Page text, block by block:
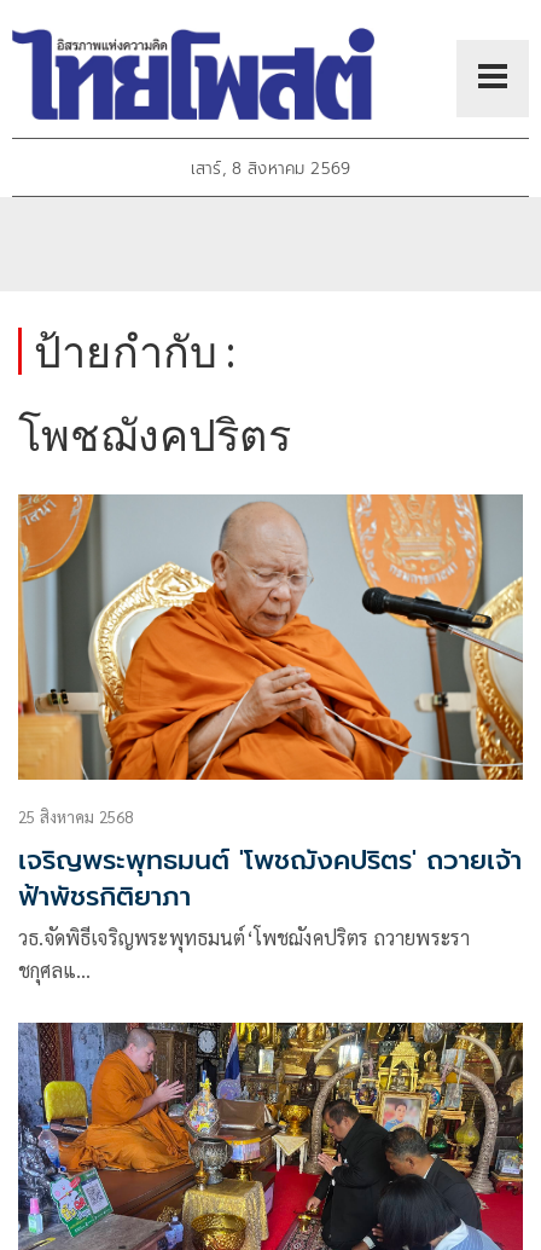
เสาร์, 8 สิงหาคม 2569
ป้ายกำกับ :
โพชฌังคปริตร
25 สิงหาคม 2568
เจริญพระพุทธมนต์ 'โพชฌังคปริตร' ถวายเจ้า
ฟ้าพัชรกิติยาภา
วธ.จัดพิธีเจริญพระพุทธมนต์‘โพชฌังคปริตร ถวายพระรา
ชกุศลแ…